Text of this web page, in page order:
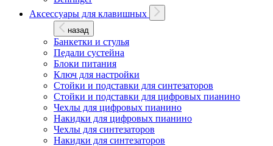
Аксессуары для клавишных
назад
Банкетки и стулья
Педали сустейна
Блоки питания
Ключ для настройки
Стойки и подставки для синтезаторов
Стойки и подставки для цифровых пианино
Чехлы для цифровых пианино
Накидки для цифровых пианино
Чехлы для синтезаторов
Накидки для синтезаторов